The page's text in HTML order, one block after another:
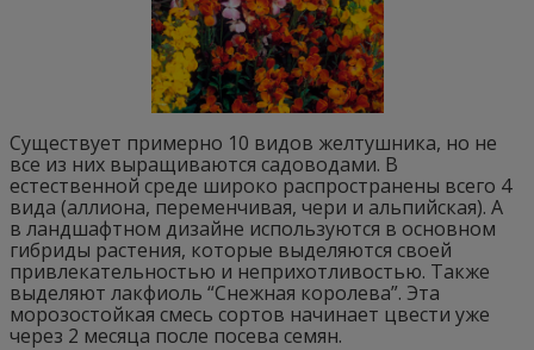
Существует примерно 10 видов желтушника, но не
все из них выращиваются садоводами. В
естественной среде широко распространены всего 4
вида (аллиона, переменчивая, чери и альпийская). А
в ландшафтном дизайне используются в основном
гибриды растения, которые выделяются своей
привлекательностью и неприхотливостью. Также
выделяют лакфиоль “Снежная королева”. Эта
морозостойкая смесь сортов начинает цвести уже
через 2 месяца после посева семян.